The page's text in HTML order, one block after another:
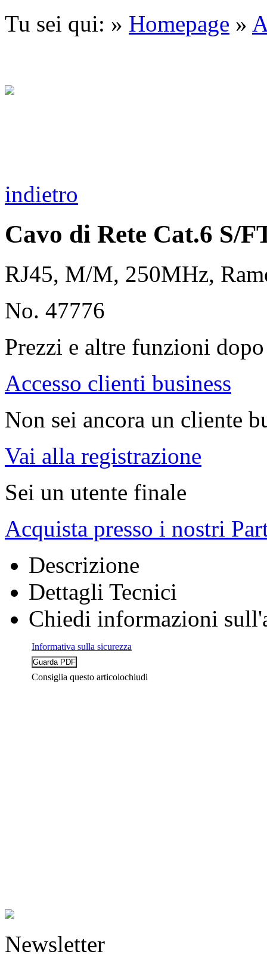
Tu sei qui: » Homepage »
indietro
Cavo di Rete Cat.6 S/
RJ45, M/M, 250MHz,
No. 47776
Prezzi e altre funzioni
Accesso clienti business
Non sei ancora un cliente
Vai alla registrazione
Sei un utente finale
Acquista presso i nostri
Descrizione
Dettagli Tecnici
Chiedi informazioni
Informativa sulla sicurezza
Consiglia questo articolochiudi
Newsletter